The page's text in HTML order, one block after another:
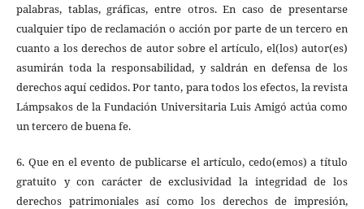
palabras, tablas, gráficas, entre otros. En caso de presentarse
cualquier tipo de reclamación o acción por parte de un tercero en
cuanto a los derechos de autor sobre el artículo, el(los) autor(es)
asumirán toda la responsabilidad, y saldrán en defensa de los
derechos aquí cedidos. Por tanto, para todos los efectos, la revista
Lámpsakos de la Fundación Universitaria Luis Amigó actúa como
un tercero de buena fe.
6. Que en el evento de publicarse el artículo, cedo(emos) a título
gratuito y con carácter de exclusividad la integridad de los
derechos patrimoniales así como los derechos de impresión,